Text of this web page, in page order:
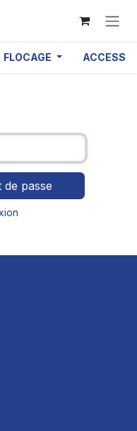
FLOCAGE
de passe